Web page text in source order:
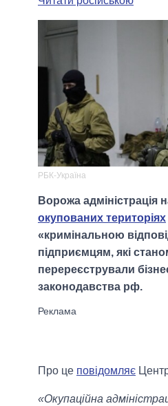
РБК-Україна
Ворожа адміністрація
окупованих територіях
«кримінальною
підприємцям, які
перереєстрували
законодавства рф.
Про це повідомляє
«Окупаційна